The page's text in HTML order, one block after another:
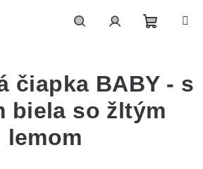
košík
čiapka BABY - s
biela so žltým
lemom